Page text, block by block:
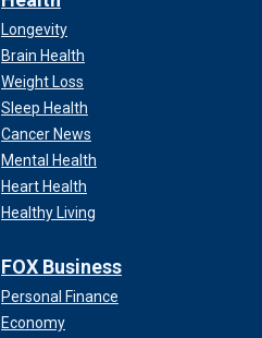
Longevity
Brain Health
Weight Loss
Sleep Health
Cancer News
Mental Health
Heart Health
Healthy Living
FOX Business
Personal Finance
Economy